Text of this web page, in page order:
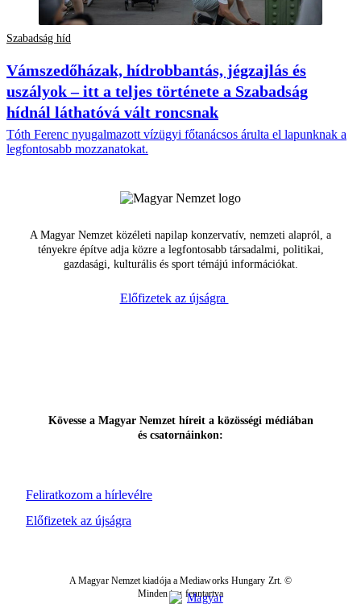
Szabadság híd
Vámszedőházak, hídrobbantás, jégzajlás és
uszályok – itt a teljes története a Szabadság
hídnál láthatóvá vált roncsnak
Tóth Ferenc nyugalmazott vízügyi főtanácsos árulta el lapunknak a
legfontosabb mozzanatokat.
A Magyar Nemzet közéleti napilap konzervatív, nemzeti alapról, a
tényekre építve adja közre a legfontosabb társadalmi, politikai,
gazdasági, kulturális és sport témájú információkat.
Előfizetek az újságra
Feliratkozom a hírlevélre
Kövesse a Magyar Nemzet híreit a közösségi médiában
és csatornáinkon:
Előfizetek az újságra
A Magyar Nemzet kiadója a Mediaworks Hungary Zrt. ©
Minden jog fenntartva